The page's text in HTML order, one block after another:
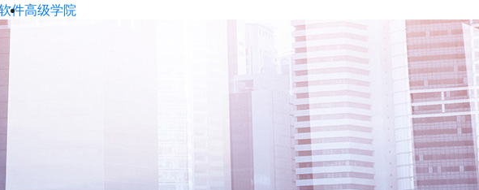
件高级学院